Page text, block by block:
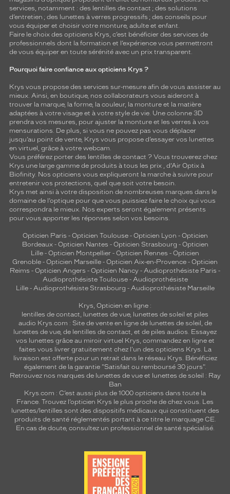
services, notamment : des lentilles de contact ; des solutions
d’entretien ; des lunettes à verres progressifs ; des conseils pour
vous équiper et choisir votre monture, adulte et enfant.
Faire le choix des opticiens Krys, c’est bénéficier des services de
professionnels dont la formation et l’expérience vous permettront
de vous équiper en toute sérénité avec un prix transparent.
Pourquoi faire confiance aux opticiens Krys ?
Krys vous propose des services sur-mesure afin de vous assister au
mieux. Ainsi, en boutique, nos collaborateurs vous aideront à
trouver la marque, la forme, la couleur, la monture et la matière
adaptées à votre visage et à votre style de vie. Une colonne 3D
prendra vos mesures, pour ajuster la monture et les verres à vos
mensurations. De plus, si vous ne pouvez pas vous déplacer
jusqu’au point de vente, Krys vous propose d’essayer vos lunettes
en virtuel, grâce à votre webcam.
Vous préférez porter des lentilles de contact ? Vous trouverez chez
Krys une large gamme de produits à tous les prix , d’Air Optix à
Biofinity. Nos opticiens vous expliqueront la marche à suivre pour
entretenir vos protections, quel que soit votre besoin.
Krys met ainsi à votre disposition de nombreuses marques dans le
domaine de l’optique pour que vous puissiez faire le choix qui vous
correspondra le mieux. Nos experts seront également présents
pour vous apporter les réponses selon vos besoins.
Opticien Paris - Opticien Toulouse- Opticien Lyon - Opticien
Bordeaux- Opticien Nantes - Opticien Strasbourg - Opticien
Lille - Opticien Montpellier - Opticien Rennes - Opticien
Grenoble - Opticien Marseille - Opticien Aix-en-Provence - Opticien
Reims - Opticien Angers - Opticien Nancy - Audioprothésiste Paris -
Audioprothésiste Toulouse- Audioprothésiste
Lille- Audioprothésiste Strasbourg - Audioprothésiste Marseille
Krys, Opticien en ligne :
lentilles de contact, lunettes de vue, lunettes de soleil et piles
audio Krys.com : Site de vente en ligne de lunettes de soleil, de
lunettes de vue, de lentilles de contact, et de piles audios. Essayez
vos lunettes grâce au miroir virtuel Krys, commandez en ligne et
faites vous livrer gratuitement chez l'un des opticiens Krys. La
livraison est offerte pour un retrait dans le réseau Krys. Bénéficiez
également de la garantie "Satisfait ou remboursé 30 jours".
Retrouvez nos marques de lunettes de vue et lunettes de soleil : Ray
Ban
Krys.com : C’est aussi plus de 1000 opticiens dans toute la
France. Trouvez l’opticien Krys le plus proche de chez vous. Les
lunettes/lentilles sont des dispositifs médicaux qui constituent des
produits de santé réglementés portant à ce titre le marquage CE.
En cas de doute, consultez un professionnel de santé spécialisé.